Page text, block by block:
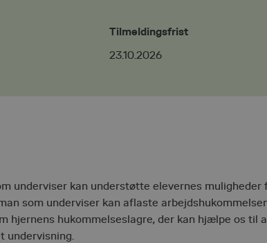
Tilmeldingsfrist
23.10.2026
underviser kan understøtte elevernes muligheder
som underviser kan aflaste
hjernens hukommelseslagre, der kan hjælpe os til
undervisning.